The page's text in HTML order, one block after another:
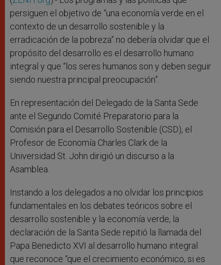
persiguen el objetivo de “una economía verde en el
contexto de un desarrollo sostenible y la
erradicación de la pobreza” no debería olvidar que el
propósito del desarrollo es el desarrollo humano
integral y que “los seres humanos son y deben seguir
siendo nuestra principal preocupación”.
En representación del Delegado de la Santa Sede
ante el Segundo Comité Preparatorio para la
Comisión para el Desarrollo Sostenible (CSD), el
Profesor de Economía Charles Clark de la
Universidad St. John dirigió un discurso a la
Asamblea.
Instando a los delegados a no olvidar los principios
fundamentales en los debates teóricos sobre el
desarrollo sostenible y la economía verde, la
declaración de la Santa Sede repitió la llamada del
Papa Benedicto XVI al desarrollo humano integral
que reconoce “que el crecimiento económico, si es